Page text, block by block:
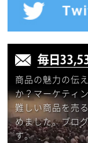
商品の魅力の伝
か？マーケティ
難しい商品を売
めました。ブロ
す。